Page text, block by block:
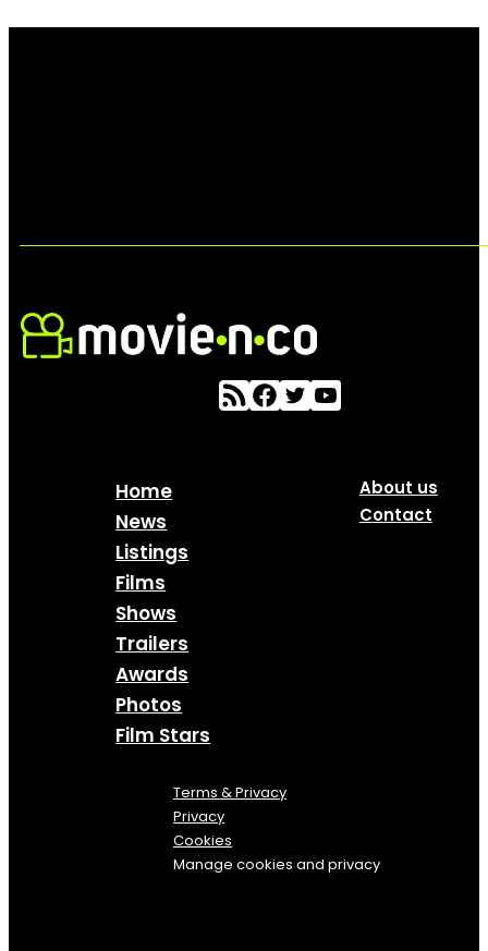
Home
News
Listings
Films
Shows
Trailers
Awards
Photos
Film Stars
About us
Contact
Terms & Privacy
Privacy
Cookies
Manage cookies and privacy